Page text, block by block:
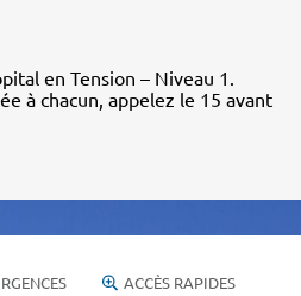
en Tension – Niveau 1.
à chacun, appelez le 15 avant
ACCÈS RAPIDES